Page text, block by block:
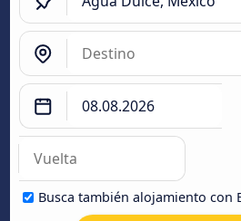
Busca también alojamiento con